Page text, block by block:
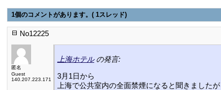
1個のコメントがあります。( 1スレッド)
No12225
匿名
Guest
140.207.223.171
上海ホテルの発言:
3月1日から
上海で公共室内の全面禁煙になると聞きましたが